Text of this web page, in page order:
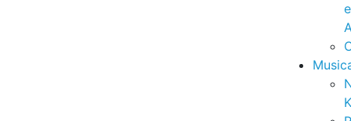
e